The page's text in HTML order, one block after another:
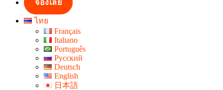
จองเลย
ไทย
Français
Italiano
Português
Русский
Deutsch
English
日本語